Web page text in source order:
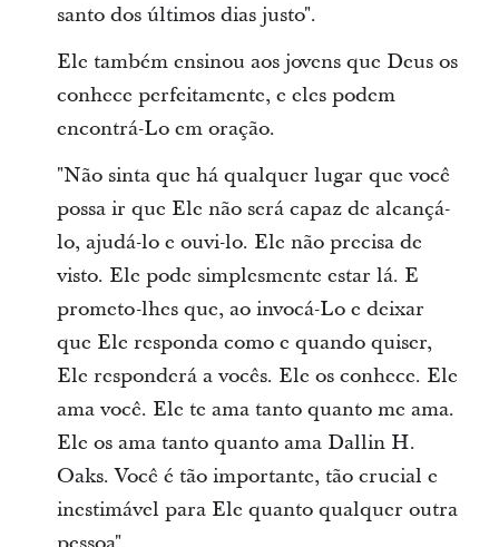
santo dos últimos dias justo".
Ele também ensinou aos jovens que Deus os
conhece perfeitamente, e eles podem
encontrá-Lo em oração.
"Não sinta que há qualquer lugar que você
possa ir que Ele não será capaz de alcançá-
lo, ajudá-lo e ouvi-lo. Ele não precisa de
visto. Ele pode simplesmente estar lá. E
prometo-lhes que, ao invocá-Lo e deixar
que Ele responda como e quando quiser,
Ele responderá a vocês. Ele os conhece. Ele
ama você. Ele te ama tanto quanto me ama.
Ele os ama tanto quanto ama Dallin H.
Oaks. Você é tão importante, tão crucial e
inestimável para Ele quanto qualquer outra